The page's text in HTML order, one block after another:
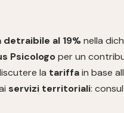
al 19%nella
Psicologoper un
la tariffain base
servizi territoriali: